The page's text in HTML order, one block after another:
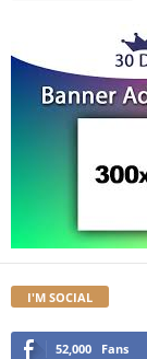
I'M SOCIAL
52,000 Fans